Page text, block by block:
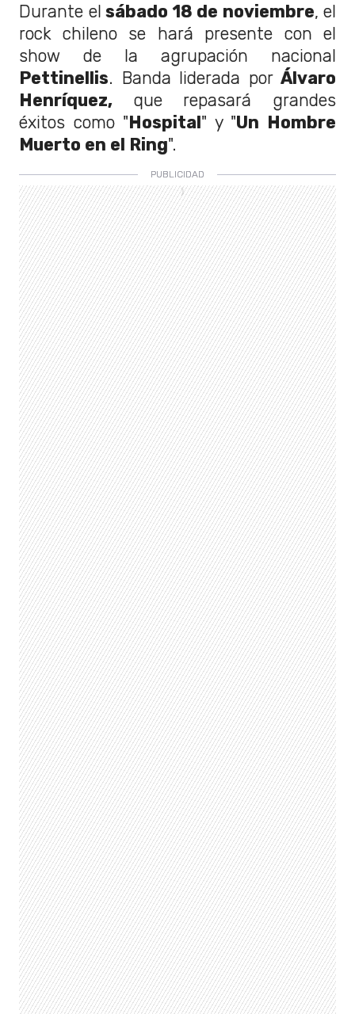
Durante el sábado 18 de noviembre, el
rock chileno se hará presente con el
show de la agrupación nacional
Pettinellis. Banda liderada por Álvaro
Henríquez, que repasará grandes
éxitos como "Hospital" y "Un Hombre
Muerto en el Ring".